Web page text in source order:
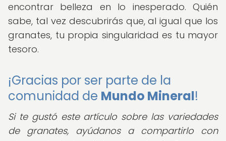
encontrar belleza en lo inesperado. Quién
sabe, tal vez descubrirás que, al igual que los
granates, tu propia singularidad es tu mayor
tesoro.
¡Gracias por ser parte de la
comunidad de Mundo Mineral!
Si te gustó este artículo sobre las variedades
de granates, ayúdanos a compartirlo con